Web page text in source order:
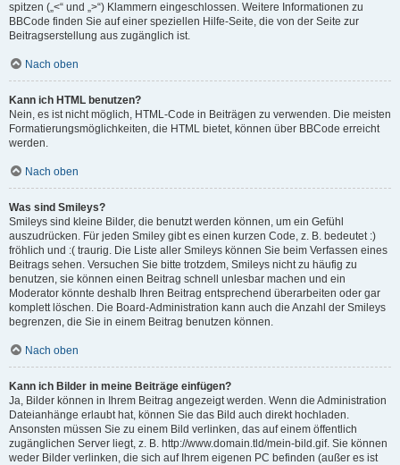
spitzen („<“ und „>“) Klammern eingeschlossen. Weitere Informationen zu
BBCode finden Sie auf einer speziellen Hilfe-Seite, die von der Seite zur
Beitragserstellung aus zugänglich ist.
Nach oben
Kann ich HTML benutzen?
Nein, es ist nicht möglich, HTML-Code in Beiträgen zu verwenden. Die meisten
Formatierungsmöglichkeiten, die HTML bietet, können über BBCode erreicht
werden.
Nach oben
Was sind Smileys?
Smileys sind kleine Bilder, die benutzt werden können, um ein Gefühl
auszudrücken. Für jeden Smiley gibt es einen kurzen Code, z. B. bedeutet :)
fröhlich und :( traurig. Die Liste aller Smileys können Sie beim Verfassen eines
Beitrags sehen. Versuchen Sie bitte trotzdem, Smileys nicht zu häufig zu
benutzen, sie können einen Beitrag schnell unlesbar machen und ein
Moderator könnte deshalb Ihren Beitrag entsprechend überarbeiten oder gar
komplett löschen. Die Board-Administration kann auch die Anzahl der Smileys
begrenzen, die Sie in einem Beitrag benutzen können.
Nach oben
Kann ich Bilder in meine Beiträge einfügen?
Ja, Bilder können in Ihrem Beitrag angezeigt werden. Wenn die Administration
Dateianhänge erlaubt hat, können Sie das Bild auch direkt hochladen.
Ansonsten müssen Sie zu einem Bild verlinken, das auf einem öffentlich
zugänglichen Server liegt, z. B. http://www.domain.tld/mein-bild.gif. Sie können
weder Bilder verlinken, die sich auf Ihrem eigenen PC befinden (außer es ist